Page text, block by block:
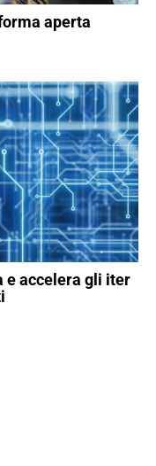
aperta
e accelera gli iter